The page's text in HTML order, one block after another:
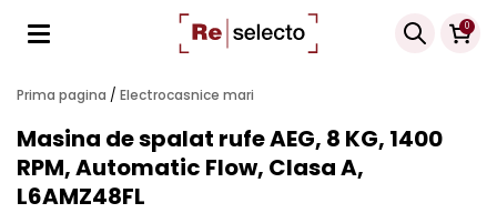
0
Products
search
Prima pagina / Electrocasnice mari
Masina de spalat rufe AEG, 8 KG, 1400
RPM, Automatic Flow, Clasa A,
L6AMZ48FL